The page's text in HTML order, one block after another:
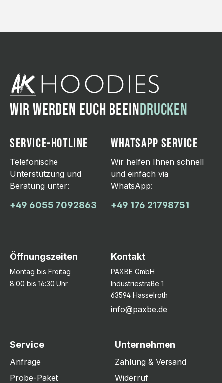
WIR WERDEN EUCH BEEINDRUCKEN
SERVICE-HOTLINE
Telefonische
Unterstützung und
Beratung unter:
+49 6055 7092863
WHATSAPP SERVICE
Wir helfen Ihnen schnell
und einfach via
WhatsApp:
+49 176 21798751
Öffnungszeiten
Montag bis Freitag
8:00 bis 16:30 Uhr
Kontakt
PAXBE GmbH
Industriestraße 1
63594 Hasselroth
info@paxbe.de
Service
Anfrage
Probe-Paket
Unternehmen
Zahlung & Versand
Widerruf